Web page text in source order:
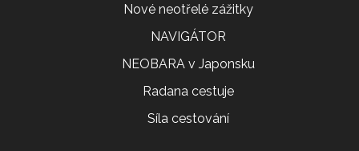
Nové neotřelé zážitky
NAVIGÁTOR
NEOBARA v Japonsku
Radana cestuje
Síla cestování